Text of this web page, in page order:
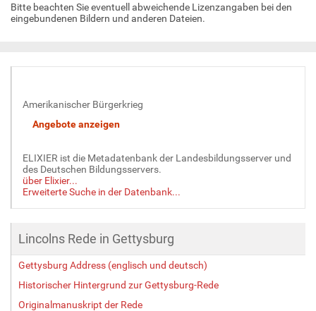
Bitte beachten Sie eventuell abweichende Lizenzangaben bei den
eingebundenen Bildern und anderen Dateien.
Amerikanischer Bürgerkrieg
ELIXIER ist die Metadatenbank der Landesbildungsserver und
des Deutschen Bildungsservers.
über Elixier...
Erweiterte Suche in der Datenbank...
Lincolns Rede in Gettysburg
Gettysburg Address (englisch und deutsch)
Historischer Hintergrund zur Gettysburg-Rede
Originalmanuskript der Rede